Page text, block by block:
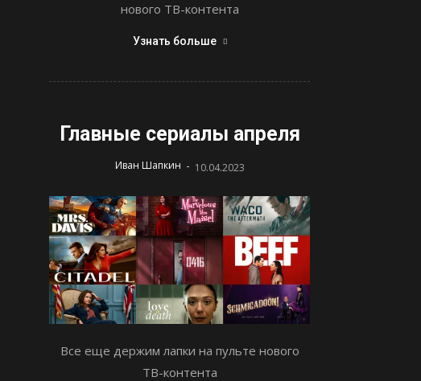
нового ТВ-контента
Узнать больше
Главные сериалы апреля
Иван Шапкин - 10.04.2023
Все еще держим лапки на пульте нового
ТВ-контента